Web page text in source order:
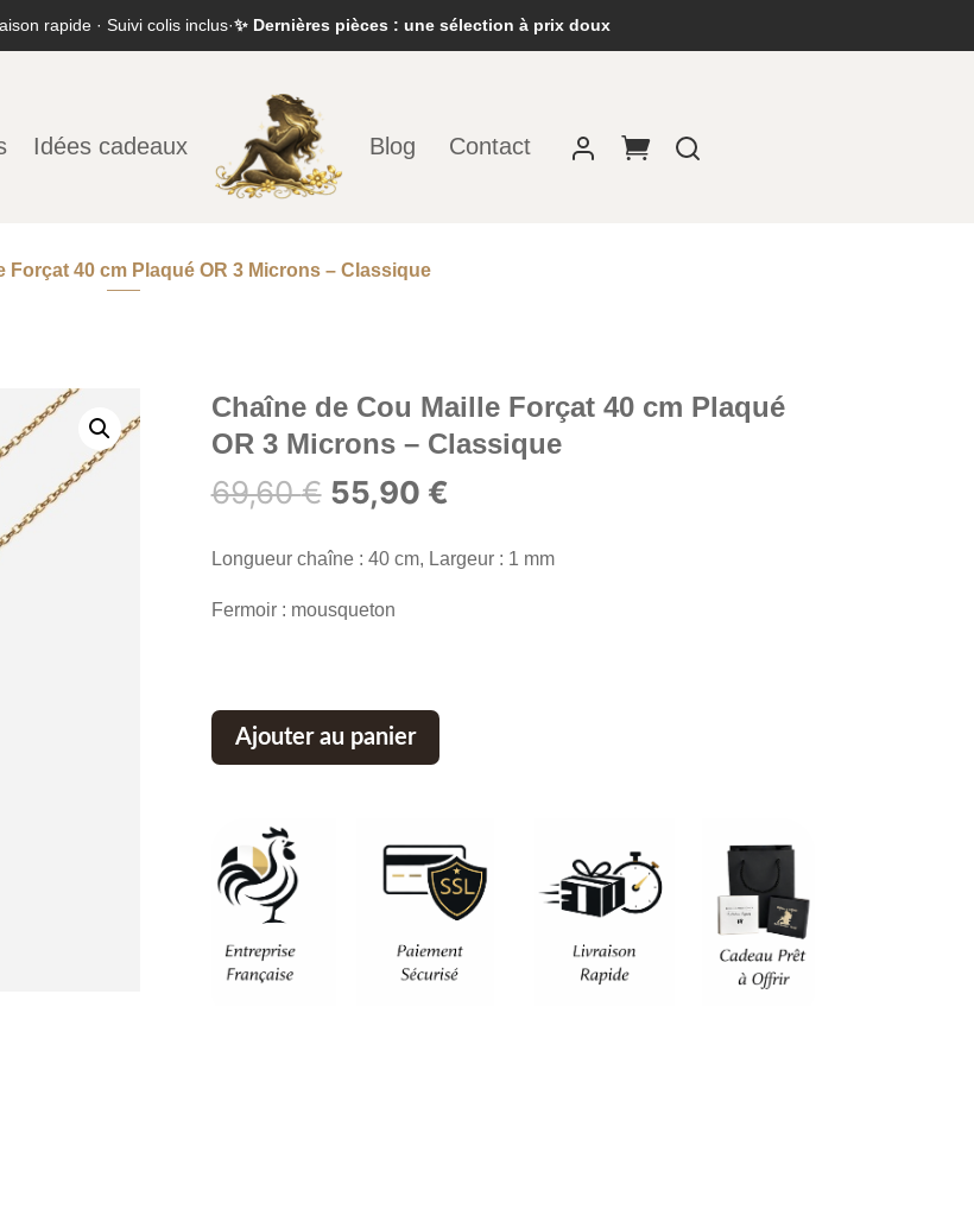
rapide · Suivi colis inclus·✨ Dernières pièces : une sélection à prix doux
Idées cadeaux Blog Contact
Forçat 40 cm Plaqué OR 3 Microns – Classique
Chaîne de Cou Maille Forçat 40 cm Plaqué
OR 3 Microns – Classique
69,60€ Le
initial
69,60 €.
55,90 €Le
actuel
Longueur chaîne : 40 cm, Largeur : 1 mm
Fermoir : mousqueton
Ajouter au panier